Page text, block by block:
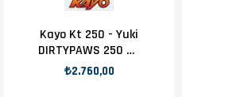
Kayo Kt 250 - Yuki
DIRTYPAWS 250 2T
DEBRİYAJ BALATA
₺2.760,00